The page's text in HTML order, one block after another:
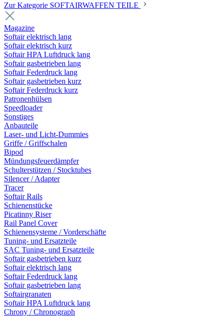
Zur Kategorie SOFTAIRWAFFEN TEILE
Magazine
Softair elektrisch lang
Softair elektrisch kurz
Softair HPA Luftdruck lang
Softair gasbetrieben lang
Softair Federdruck lang
Softair gasbetrieben kurz
Softair Federdruck kurz
Patronenhülsen
Speedloader
Sonstiges
Anbauteile
Laser- und Licht-Dummies
Griffe / Griffschalen
Bipod
Mündungsfeuerdämpfer
Schulterstützen / Stocktubes
Silencer / Adapter
Tracer
Softair Rails
Schienenstücke
Picatinny Riser
Rail Panel Cover
Schienensysteme / Vorderschäfte
Tuning- und Ersatzteile
SAC Tuning- und Ersatzteile
Softair gasbetrieben kurz
Softair elektrisch lang
Softair Federdruck lang
Softair gasbetrieben lang
Softairgranaten
Softair HPA Luftdruck lang
Chrony / Chronograph